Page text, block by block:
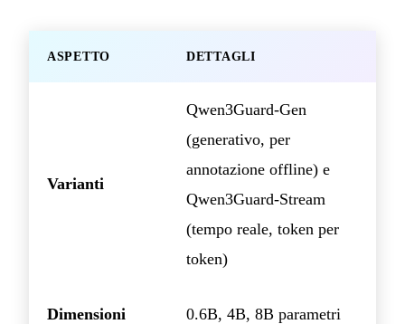
ASPETTO DETTAGLI
Varianti
Qwen3Guard-Gen
(generativo, per
annotazione offline) e
Qwen3Guard-Stream
(tempo reale, token per
token)
Dimensioni 0.6B, 4B, 8B parametri